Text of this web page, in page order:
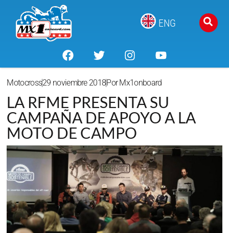
ENG
Motocross29 noviembre 2018PorMx1onboard
LA RFME PRESENTA SU
CAMPAÑA DE APOYO A LA
MOTO DE CAMPO